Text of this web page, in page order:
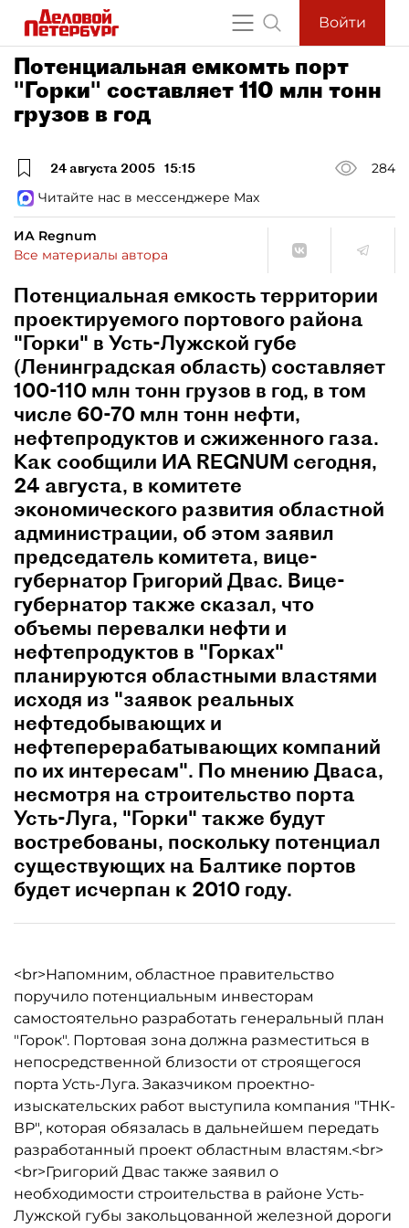
Войти
Потенциальная емкомть порт
"Горки" составляет 110 млн тонн
грузов в год
24 августа 2005 15:15
284
Читайте нас в мессенджере Max
ИА Regnum
Все материалы автора
Потенциальная емкость территории
проектируемого портового района
"Горки" в Усть-Лужской губе
(Ленинградская область) составляет
100-110 млн тонн грузов в год, в том
числе 60-70 млн тонн нефти,
нефтепродуктов и сжиженного газа.
Как сообщили ИА REGNUM сегодня,
24 августа, в комитете
экономического развития областной
администрации, об этом заявил
председатель комитета, вице-
губернатор Григорий Двас. Вице-
губернатор также сказал, что
объемы перевалки нефти и
нефтепродуктов в "Горках"
планируются областными властями
исходя из "заявок реальных
нефтедобывающих и
нефтеперерабатывающих компаний
по их интересам". По мнению Дваса,
несмотря на строительство порта
Усть-Луга, "Горки" также будут
востребованы, поскольку потенциал
существующих на Балтике портов
будет исчерпан к 2010 году.
<br>Напомним, областное правительство
поручило потенциальным инвесторам
самостоятельно разработать генеральный план
"Горок". Портовая зона должна разместиться в
непосредственной близости от строящегося
порта Усть-Луга. Заказчиком проектно-
изыскательских работ выступила компания "ТНК-
ВР", которая обязалась в дальнейшем передать
разработанный проект областным властям.<br>
<br>Григорий Двас также заявил о
необходимости строительства в районе Усть-
Лужской губы закольцованной железной дороги